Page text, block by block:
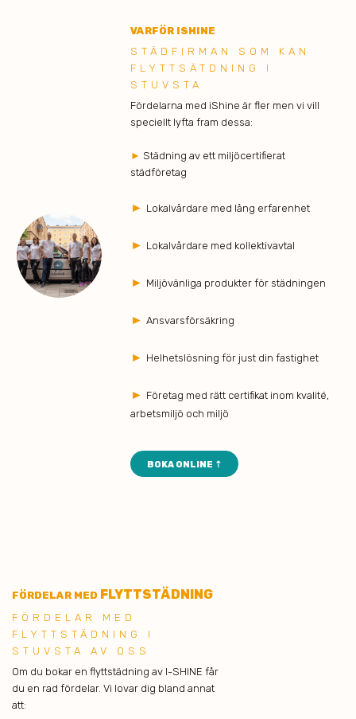
VARFÖR ISHINE
STÄDFIRMAN SOM KAN
FLYTTSÄTDNING I
STUVSTA
Fördelarna med iShine är fler men vi vill
speciellt lyfta fram dessa:
► Städning av ett miljöcertifierat
städföretag
► Lokalvårdare med lång erfarenhet
► Lokalvårdare med kollektivavtal
► Miljövänliga produkter för städningen
►Ansvarsförsäkring
► Helhetslösning för just din fastighet
► Företag med rätt certifikat inom kvalité,
arbetsmiljö och miljö
BOKA ONLINE ⇡
FÖRDELAR MED FLYTTSTÄDNING
FÖRDELAR MED
FLYTTSTÄDNING I
STUVSTA AV OSS
Om du bokar en flyttstädning av I-SHINE får
du en rad fördelar. Vi lovar dig bland annat
att: